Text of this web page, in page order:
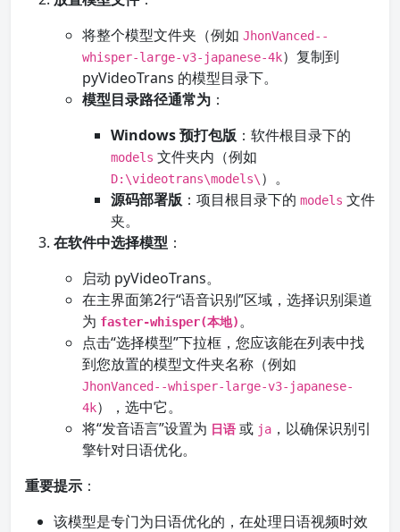
将整个模型文件夹（例如 JhonVanced--
whisper-large-v3-japanese-4k）复制到
pyVideoTrans 的模型目录下。
模型目录路径通常为 ：
Windows 预打包版 ：软件根目录下的
models 文件夹内（例如
D:\videotrans\models\ ）。
源码部署版 ：项目根目录下的 models 文件
夹。
在软件中选择模型 ：
启动 pyVideoTrans。
在主界面第2行“语音识别”区域，选择识别渠道
为 faster-whisper(本地)。
点击“选择模型”下拉框，您应该能在列表中找
到您放置的模型文件夹名称（例如
JhonVanced--whisper-large-v3-japanese-
4k），选中它。
将“发音语言”设置为 日语 或 ja ，以确保识别引
擎针对日语优化。
重要提示 ：
该模型是专门为日语优化的，在处理日语视频时效